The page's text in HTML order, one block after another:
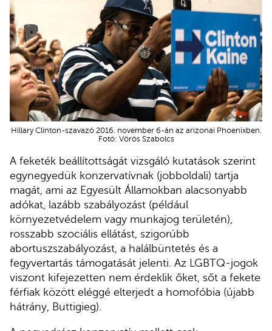
Hillary Clinton-szavazó 2016. november 6-án az arizonai Phoenixben.
Fotó: Vörös Szabolcs
A feketék beállítottságát vizsgáló kutatások szerint
egynegyedük konzervatívnak (jobboldali) tartja
magát, ami az Egyesült Államokban alacsonyabb
adókat, lazább szabályozást (például
környezetvédelem vagy munkajog területén),
rosszabb szociális ellátást, szigorúbb
abortuszszabályozást, a halálbüntetés és a
fegyvertartás támogatását jelenti. Az LGBTQ-jogok
viszont kifejezetten nem érdeklik őket, sőt a fekete
férfiak között eléggé elterjedt a homofóbia (újabb
hátrány, Buttigieg).